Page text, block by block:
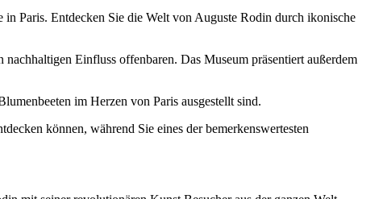
Paris. Entdecken Sie die Welt von Auguste Rodin durch ikonische
Einfluss offenbaren. Das Museum präsentiert außerdem
im Herzen von Paris ausgestellt sind.
können, während Sie eines der bemerkenswertesten